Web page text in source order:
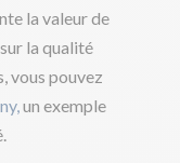
la valeur de
la qualité
vous pouvez
un exemple